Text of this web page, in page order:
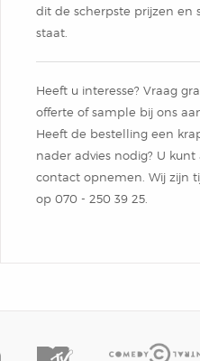
dit de scherpste prijzen en
staat.
Heeft u interesse? Vraag
offerte of sample bij ons
Heeft de bestelling een
nader advies nodig? U
contact opnemen. Wij zijn
op 070 - 250 39 ​25.